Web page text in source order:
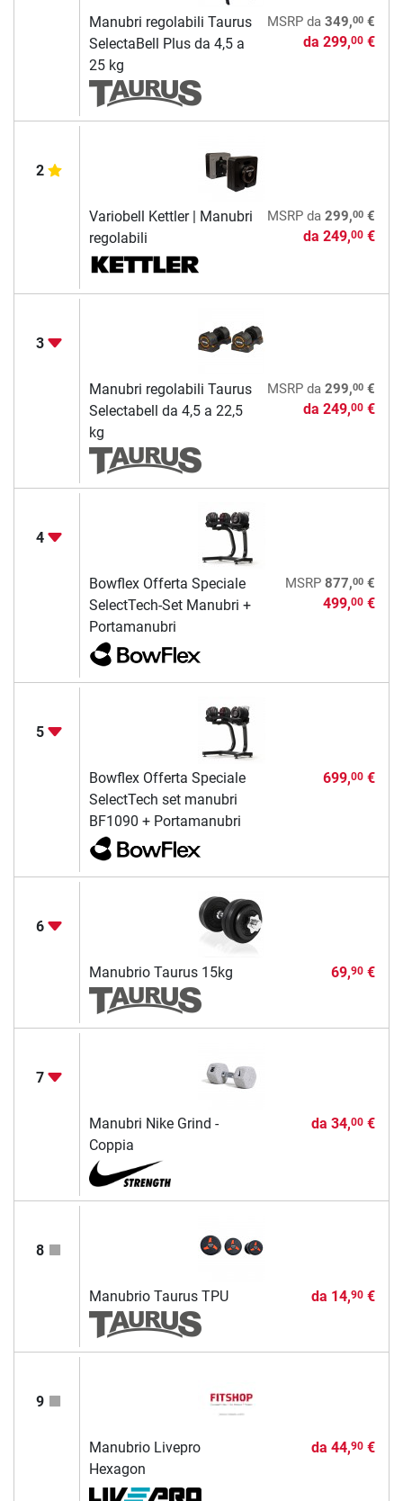
Manubri regolabili Taurus
SelectaBell Plus da 4,5 a
25 kg
MSRPda 349,00€
da 299,00€
2
Variobell Kettler | Manubri
regolabili
MSRPda 299,00€
da 249,00€
3
Manubri regolabili Taurus
Selectabell da 4,5 a 22,5
kg
MSRPda 299,00€
da 249,00€
4
Bowflex Offerta Speciale
SelectTech-Set Manubri +
Portamanubri
MSRP 877,00€
499,00€
5
Bowflex Offerta Speciale
SelectTech set manubri
BF1090 + Portamanubri
699,00€
6
Manubrio Taurus 15kg 69,90€
7
Manubri Nike Grind -
Coppia
da 34,00€
8
Manubrio Taurus TPU da 14,90€
9
Manubrio Livepro
Hexagon
da 44,90€